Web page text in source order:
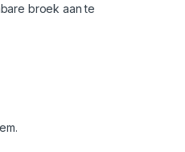
broek aan te